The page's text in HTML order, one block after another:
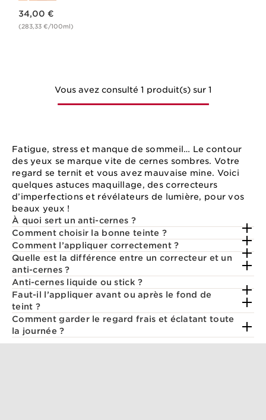
34,00 €
(283,33 €/100ml)
Vous avez consulté 1 produit(s) sur 1
Fatigue, stress et manque de sommeil… Le contour
des yeux se marque vite de cernes sombres. Votre
regard se ternit et vous avez mauvaise mine. Voici
quelques astuces maquillage, des correcteurs
d’imperfections et révélateurs de lumière, pour vos
beaux yeux !
À quoi sert un anti-cernes ?
Comment choisir la bonne teinte ?
Comment l’appliquer correctement ?
Quelle est la différence entre un correcteur et un
anti-cernes ?
Anti-cernes liquide ou stick ?
Faut-il l’appliquer avant ou après le fond de
teint ?
Comment garder le regard frais et éclatant toute
la journée ?